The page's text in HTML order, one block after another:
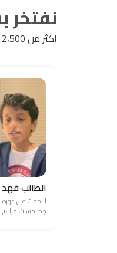
نفتخر
اكثر من 2،500 طالب استفادو من منصة مدربي
الطالب
التحقت في دورة
جدا حسنت